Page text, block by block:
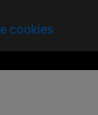
cookies